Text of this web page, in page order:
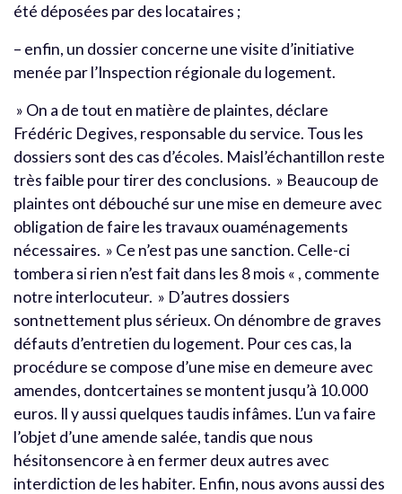
été déposées par des locataires ;
– enfin, un dossier concerne une visite d’initiative
menée par l’Inspection régionale du logement.
» On a de tout en matière de plaintes, déclare
Frédéric Degives, responsable du service. Tous les
dossiers sont des cas d’écoles. Maisl’échantillon reste
très faible pour tirer des conclusions. » Beaucoup de
plaintes ont débouché sur une mise en demeure avec
obligation de faire les travaux ouaménagements
nécessaires. » Ce n’est pas une sanction. Celle-ci
tombera si rien n’est fait dans les 8 mois « , commente
notre interlocuteur. » D’autres dossiers
sontnettement plus sérieux. On dénombre de graves
défauts d’entretien du logement. Pour ces cas, la
procédure se compose d’une mise en demeure avec
amendes, dontcertaines se montent jusqu’à 10.000
euros. Il y aussi quelques taudis infâmes. L’un va faire
l’objet d’une amende salée, tandis que nous
hésitonsencore à en fermer deux autres avec
interdiction de les habiter. Enfin, nous avons aussi des